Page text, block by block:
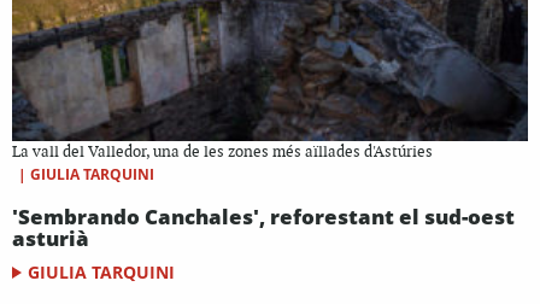
La vall del Valledor, una de les zones més aïllades d'Astúries
| GIULIA TARQUINI
'Sembrando Canchales', reforestant el sud-oest
asturià
GIULIA TARQUINI